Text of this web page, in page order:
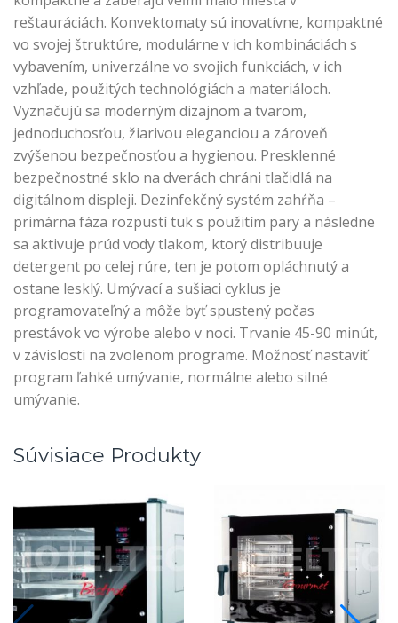
reštauráciách. Konvektomaty sú inovatívne, kompaktné
vo svojej štruktúre, modulárne v ich kombináciách s
vybavením, univerzálne vo svojich funkciách, v ich
vzhľade, použitých technológiách a materiáloch.
Vyznačujú sa moderným dizajnom a tvarom,
jednoduchosťou, žiarivou eleganciou a zároveň
zvýšenou bezpečnosťou a hygienou. Presklenné
bezpečnostné sklo na dverách chráni tlačidlá na
digitálnom displeji. Dezinfekčný systém zahŕňa –
primárna fáza rozpustí tuk s použitím pary a následne
sa aktivuje prúd vody tlakom, ktorý distribuuje
detergent po celej rúre, ten je potom opláchnutý a
ostane lesklý. Umývací a sušiaci cyklus je
programovateľný a môže byť spustený počas
prestávok vo výrobe alebo v noci. Trvanie 45-90 minút,
v závislosti na zvolenom programe. Možnosť nastaviť
program ľahké umývanie, normálne alebo silné
umývanie.
Súvisiace Produkty